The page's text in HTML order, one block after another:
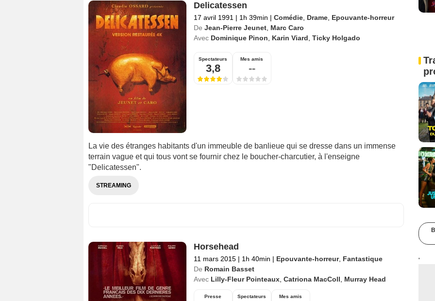
Delicatessen
17 avril 1991 | 1h 39min | Comédie, Drame, Epouvante-horreur
De Jean-Pierre Jeunet, Marc Caro
Avec Dominique Pinon Karin Viard Ticky Holgado
Spectateurs
3,8
Mes amis
--
La vie des étranges habitants d'un immeuble de banlieue qui se dresse dans un immense
terrain vague et qui tous vont se fournir chez le boucher-charcutier, à l'enseigne
"Delicatessen".
STREAMING
Horsehead
11 mars 2015 | 1h 40min | Epouvante-horreur, Fantastique
De Romain Basset
Avec Lilly-Fleur Pointeaux, Catriona MacColl Murray Head
Presse Spectateurs Mes amis
'